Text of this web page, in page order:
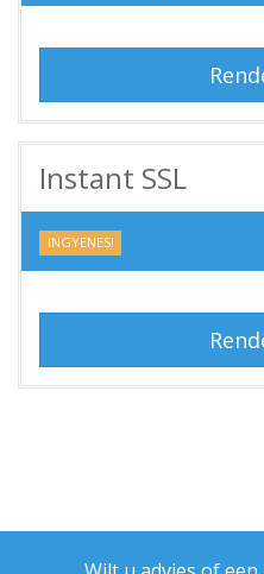
Instant SSL
INGYENES!